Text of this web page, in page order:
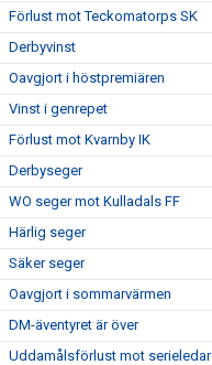
Förlust mot Teckomatorps SK
Derbyvinst
Oavgjort i höstpremiären
Vinst i genrepet
Förlust mot Kvarnby IK
Derbyseger
WO seger mot Kulladals FF
Härlig seger
Säker seger
Oavgjort i sommarvärmen
DM-äventyret är över
Uddamålsförlust mot